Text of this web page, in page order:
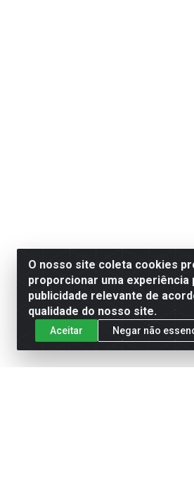
O nosso site coleta cookies
proporcionar uma
publicidade relevante de
qualidade do nosso site.
Aceitar Negar não